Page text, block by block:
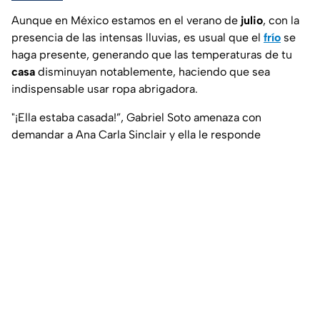
Aunque en México estamos en el verano de julio, con la
presencia de las intensas lluvias, es usual que el frío se
haga presente, generando que las temperaturas de tu
casa disminuyan notablemente, haciendo que sea
indispensable usar ropa abrigadora.
"¡Ella estaba casada!”, Gabriel Soto amenaza con
demandar a Ana Carla Sinclair y ella le responde